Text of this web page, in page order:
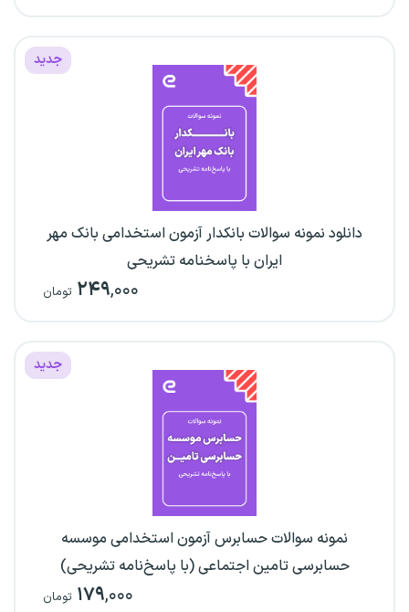
جدید
دانلود نمونه سوالات بانکدار آزمون استخدامی بانک مهر
ایران با پاسخنامه تشریحی
۲۴۹,۰۰۰ تومان
جدید
نمونه سوالات حسابرس آزمون استخدامی موسسه
حسابرسی تامین اجتماعی (با پاسخ‌نامه تشریحی)
۱۷۹,۰۰۰ تومان